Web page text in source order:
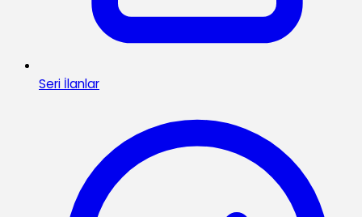
Seri İlanlar